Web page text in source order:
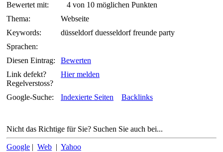
Bewertet mit:
4 von 10 möglichen Punkten
Thema:
Webseite
Keywords:
düsseldorf duesseldorf freunde party
Sprachen:
Diesen Eintrag:
Bewerten
Link defekt?
Regelverstoss?
Hier melden
Google-Suche: Indexierte Seiten Backlinks
Nicht das Richtige für Sie? Suchen Sie auch bei...
Google | Web | Yahoo